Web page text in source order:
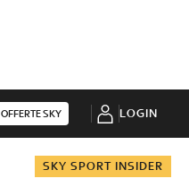
OFFERTE SKY LOGIN
SKY SPORT INSIDER